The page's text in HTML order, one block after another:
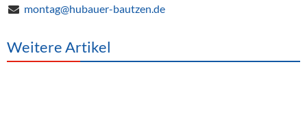
montag@hubauer-bautzen.de
Weitere Artikel